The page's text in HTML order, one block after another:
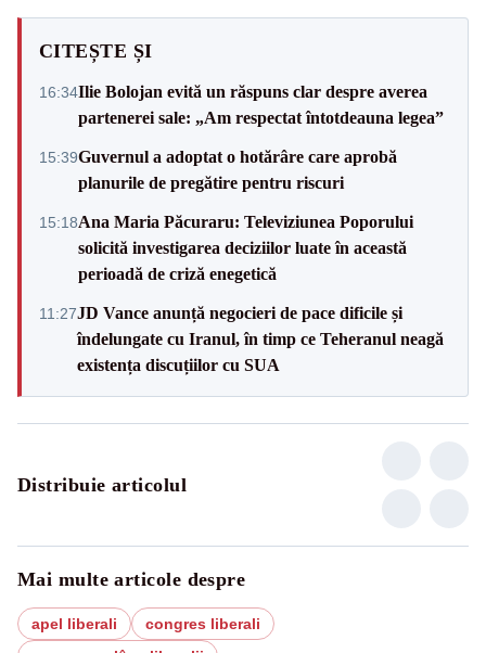
CITEȘTE ȘI
16:34Ilie Bolojan evită un răspuns clar despre averea
partenerei sale: „Am respectat întotdeauna legea”
15:39Guvernul a adoptat o hotărâre care aprobă
planurile de pregătire pentru riscuri
15:18Ana Maria Păcuraru: Televiziunea Poporului
solicită investigarea deciziilor luate în această
perioadă de criză enegetică
11:27JD Vance anunță negocieri de pace dificile și
îndelungate cu Iranul, în timp ce Teheranul neagă
existența discuțiilor cu SUA
Distribuie articolul
Mai multe articole despre
apel liberali
congres liberali